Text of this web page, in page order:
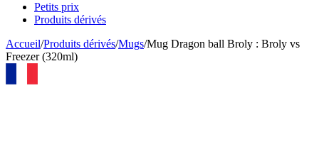
Petits prix
Produits dérivés
Accueil/Produits dérivés/Mugs/Mug Dragon ball Broly : Broly vs
Freezer (320ml)